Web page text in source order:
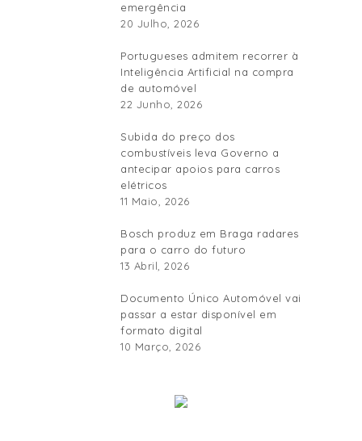
emergência
20 Julho, 2026
Portugueses admitem recorrer à
Inteligência Artificial na compra
de automóvel
22 Junho, 2026
Subida do preço dos
combustíveis leva Governo a
antecipar apoios para carros
elétricos
11 Maio, 2026
Bosch produz em Braga radares
para o carro do futuro
13 Abril, 2026
Documento Único Automóvel vai
passar a estar disponível em
formato digital
10 Março, 2026